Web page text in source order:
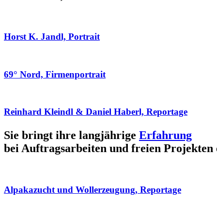
Horst K. Jandl, Portrait
69° Nord, Firmenportrait
Reinhard Kleindl & Daniel Haberl, Reportage
Sie bringt ihre langjährige Erfahrung
bei Auftragsarbeiten und freien Projekten
Alpakazucht und Wollerzeugung, Reportage